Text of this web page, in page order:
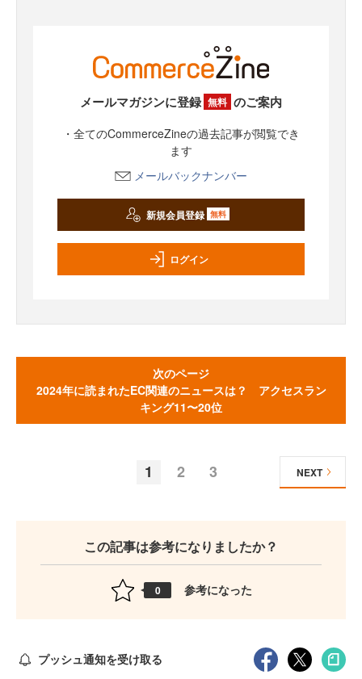
メールマガジンに登録 無料 のご案内
・全てのCommerceZineの過去記事が閲覧でき
ます
メールバックナンバー
新規会員登録 無料
ログイン
次のページ
2024年に読まれたEC関連のニュースは？ アクセスラン
キング11〜20位
1 2 3 NEXT
この記事は参考になりましたか？
0 参考になった
プッシュ通知を受け取る